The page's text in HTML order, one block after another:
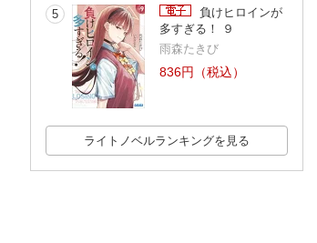
5
負けヒロインが
多すぎる！ ９
雨森たきび
836円（税込）
ライトノベルランキングを見る